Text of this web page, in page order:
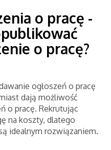
o pracę -
o pracę?
ogłoszeń o pracę
dają możliwość
o pracę. Rekrutując
na koszty, dlatego
idealnym rozwiązaniem.